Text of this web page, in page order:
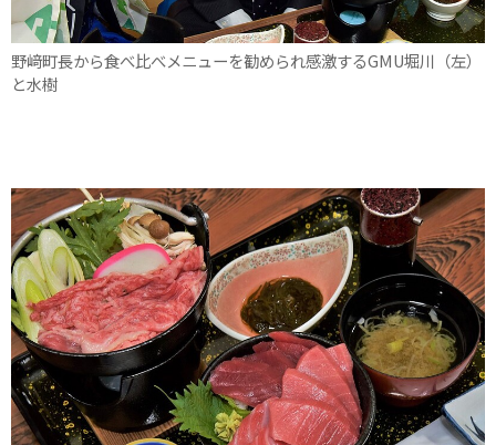
野﨑町長から食べ比べメニューを勧められ感激するGMU堀川（左）
と水樹